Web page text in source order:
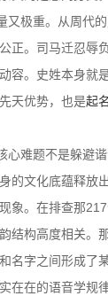
又极重。从周代
正。司马迁忍辱
容。史姓本身就
天优势，也是起名
心难题不是躲避
的文化底蕴释放出
象。在排查那
结构高度相关。
名字之间形成了
在在的语音学规